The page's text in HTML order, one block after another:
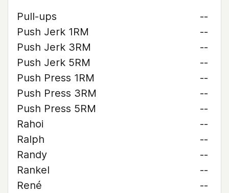
Pull-ups
--
Push Jerk 1RM
--
Push Jerk 3RM
--
Push Jerk 5RM
--
Push Press 1RM
--
Push Press 3RM
--
Push Press 5RM
--
Rahoi
--
Ralph
--
Randy
--
Rankel
--
René
--